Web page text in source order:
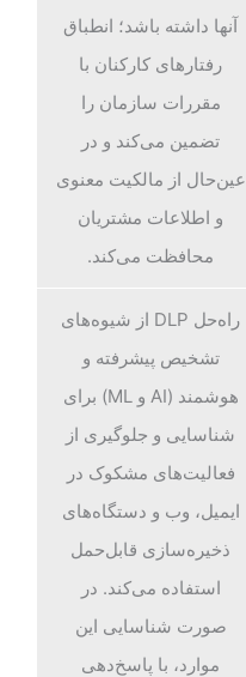
آنها داشته باشد؛ انطباق
رفتارهای کارکنان با
مقررات سازمان را
تضمین می‌کند و در
عین‌حال از مالکیت معنوی
و اطلاعات مشتریان
محافظت می‌کند.
راه‌حل DLP از شیوه‌های
تشخیص پیشرفته و
هوشمند (AI و ML) برای
شناسایی و جلوگیری از
فعالیت‌های مشکوک در
ایمیل‌، وب و دستگاه‌های
ذخیره‌سازی قابل‌حمل
استفاده می‌کند. در
صورت شناسایی این
موارد، با پاسخ‌دهی